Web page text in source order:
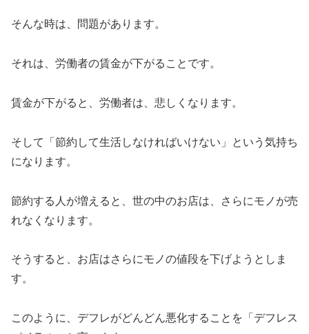
そんな時は、問題があります。
それは、労働者の賃金が下がることです。
賃金が下がると、労働者は、悲しくなります。
そして「節約して生活しなければいけない」という気持ち
になります。
節約する人が増えると、世の中のお店は、さらにモノが売
れなくなります。
そうすると、お店はさらにモノの値段を下げようとしま
す。
このように、デフレがどんどん悪化することを「デフレス